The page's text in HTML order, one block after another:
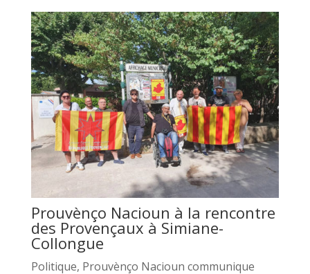
Prouvènço Nacioun à la rencontre
des Provençaux à Simiane-
Collongue
Politique, Prouvènço Nacioun communique